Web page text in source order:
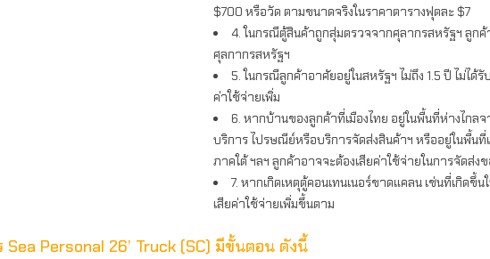
$700 หรือวัด ตามขนาดจริงในราคาตารางฟุตละ $7
4. ในกรณีตู้สินค้าถูกสุ่มตรวจจากศุลากรสหรัฐฯ ลูก
ศุลกากรสหรัฐฯ
5. ในกรณีลูกค้าอาศัยอยู่ในสหรัฐฯ ไม่ถึง 1.5 ปี ไม่ไ
ค่าใช้จ่ายเพิ่ม
6. หากบ้านของลูกค้าที่เมืองไทย อยู่ในพื้นที่ห่างไกล
บริการ ไปรษณีย์หรือบริการจัดส่งสินค้าฯ หรืออยู่ในพื้นที่
ภาคใต้ ฯลฯ ลูกค้าอาจจะต้องเสียค่าใช้จ่ายในการจัดส่ง
7. หากเกิดเหตุตู้คอนเทนเนอร์ขาดแคลน เช่นที่เกิดขึ้
เสียค่าใช้จ่ายเพิ่มขึ้นตาม
Sea Personal 26’ Truck (SC) มีขั้นตอน ดังนี้